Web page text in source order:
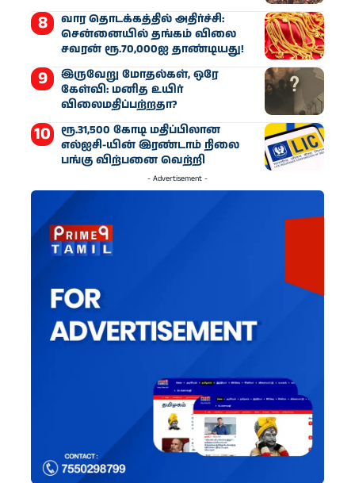
வார தொடக்கத்தில் அதிர்ச்சி:
சென்னையில் தங்கம் விலை
சவரன் ரூ.70,000ஐ தாண்டியது!
இருவேறு மோதல்கள், ஒரே
கேள்வி: மனித உயிர்
விலைமதிப்பற்றதா?
ரூ.31,500 கோடி மதிப்பிலான
எல்ஐசி-​யின் இரண்​டாம் நிலை
பங்கு விற்பனை வெற்றி
- Advertisement -